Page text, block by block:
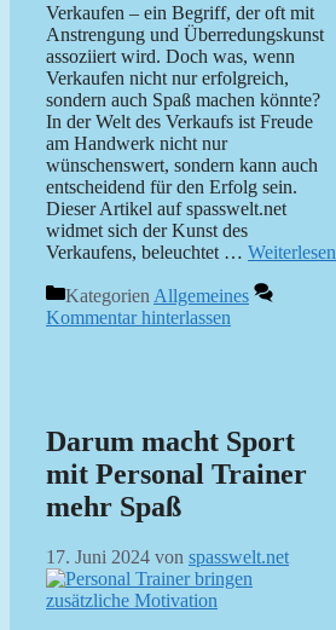
Verkaufen – ein Begriff, der oft mit
Anstrengung und Überredungskunst
assoziiert wird. Doch was, wenn
Verkaufen nicht nur erfolgreich,
sondern auch Spaß machen könnte?
In der Welt des Verkaufs ist Freude
am Handwerk nicht nur
wünschenswert, sondern kann auch
entscheidend für den Erfolg sein.
Dieser Artikel auf spasswelt.net
widmet sich der Kunst des
Verkaufens, beleuchtet … Weiterlesen
Kategorien Allgemeines
Kommentar hinterlassen
Darum macht Sport
mit Personal Trainer
mehr Spaß
17. Juni 2024 von spasswelt.net